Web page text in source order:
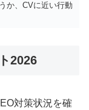
か、CVに近い行動
2026
対策状況を確